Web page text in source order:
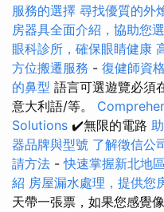
服務的選擇 尋找優質的外
房器具全面介紹，協助您
眼科診所，確保眼睛健康
方位搬遷服務 - 復健師資
的鼻型 語言可選遊覽必須
意大利語/等。
Solutions ✔️無限的電路
器品牌與型號 了解徵信公
請方法 -快速掌握新北地
紹 房屋漏水處理，提供您
天帶一張票，如果您感覺